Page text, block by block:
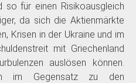
so für einen Risikoausgleich
da sich die Aktienmärkte
Krisen in der Ukraine und im
mit Griechenland
auslösen können.
im Gegensatz zu den